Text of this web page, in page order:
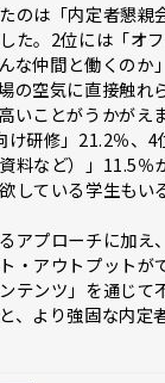
のは「内定者懇親
た。2位には「オ
な仲間と働くのか
の空気に直接触れ
いことがうかがえま
け研修」21.2％、
料など）」11.5％
している学生もい
アプローチに加え
・アウトプットが
テンツ」を通じて
、より強固な内定